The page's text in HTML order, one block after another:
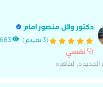
دكتور وائل منصور امام
(3 تقييم)
نفسي
القاهرة